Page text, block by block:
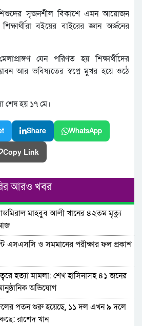
সৃজনশীল বিকাশে এমন আয়োজন
বইয়ের বাইরের জ্ঞান অর্জনের
যেন পরিণত হয় শিক্ষার্থীদের
আর ভবিষ্যতের স্বপ্নে মুখর হয়ে ওঠে
শেষ হয় ১৭ মে।
Share WhatsApp
Copy Link
আরও খবর
মাহবুব আলী খানের ৪২তম মৃত্যু
আজ
এসএসসি ও সমমানের পরীক্ষার ফল প্রকাশ
হত্যা মামলা: শেখ হাসিনাসহ ৪১ জনের
অভিযোগ
পতন শুরু হয়েছে, ১১ দল এখন ৯ দলে
রাশেদ খান